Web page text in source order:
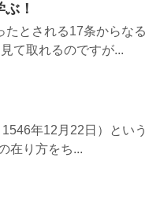
！
とされる17条からなる
て取れるのですが...
年12月22日）という
在り方をち...